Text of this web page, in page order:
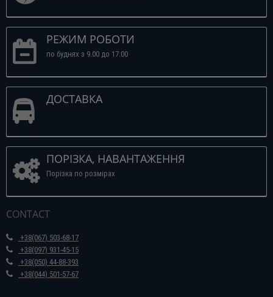
РЕЖИМ РОБОТИ
по буднях з 9.00 до 17.00
ДОСТАВКА
ПОРІЗКА, НАВАНТАЖЕННЯ
Порізка по розмірах
CONTACT
+38(067) 503-68-17
+38(097) 931-45-15
+38(050) 44-88-393
+38(044) 501-57-67